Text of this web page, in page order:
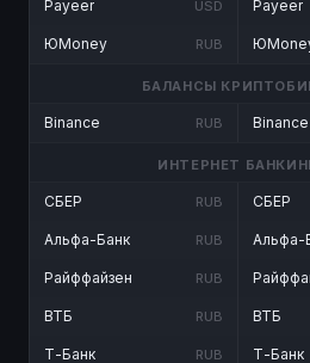
Payeer USD
ЮMoney RUB
Payeer
БАЛАНСЫ
Binance RUB Binance
ИНТЕРНЕТ
СБЕР RUB
Альфа-Банк RUB
Райффайзен RUB
ВТБ RUB
Т-Банк RUB
СБЕР
Альфа-
ВТБ
Т-Банк